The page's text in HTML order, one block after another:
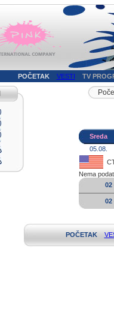
POČETAK
VESTI TV
Sreda
05.08.
Nema
02
02
POČETAK